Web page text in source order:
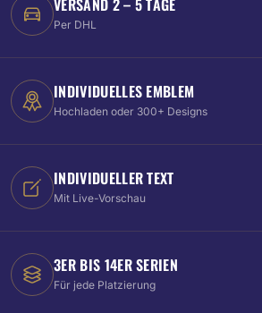
Per DHL
INDIVIDUELLES EMBLEM
Hochladen oder 300+ Designs
INDIVIDUELLER TEXT
Mit Live-Vorschau
3ER BIS 14ER SERIEN
Für jede Platzierung